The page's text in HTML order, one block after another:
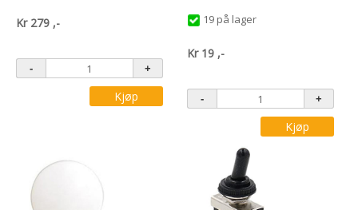
Kr 279 ,-
Kjøp
19 på lager
Kr 19 ,-
Kjøp